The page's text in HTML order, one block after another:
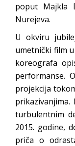
poput Majkla
Nurejeva.
U okviru
umetnički film
koreografa
performanse.
projekcija
prikazivanjima.
turbulentnim
2015. godine,
priča o